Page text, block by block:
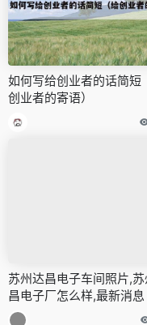
如何写给创业者的话简短
创业者的寄语）
苏州达昌电子车间照片,
昌电子厂怎么样,最新消息